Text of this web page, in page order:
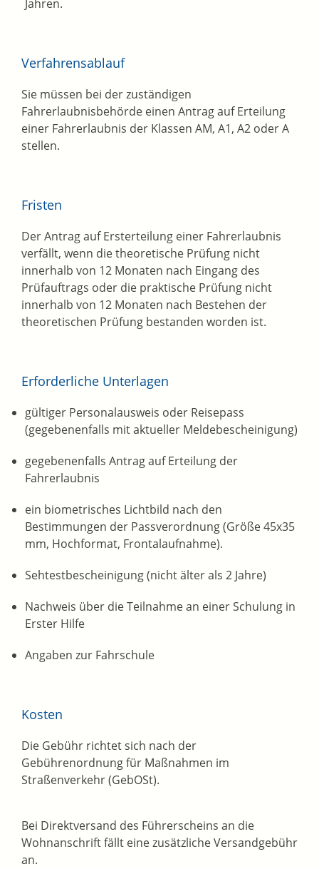
Jahren.
Verfahrensablauf
Sie müssen bei der zuständigen
Fahrerlaubnisbehörde einen Antrag auf Erteilung
einer Fahrerlaubnis der Klassen AM, A1, A2 oder A
stellen.
Fristen
Der Antrag auf Ersterteilung einer Fahrerlaubnis
verfällt, wenn die theoretische Prüfung nicht
innerhalb von 12 Monaten nach Eingang des
Prüfauftrags oder die praktische Prüfung nicht
innerhalb von 12 Monaten nach Bestehen der
theoretischen Prüfung bestanden worden ist.
Erforderliche Unterlagen
gültiger Personalausweis oder Reisepass
(gegebenenfalls mit aktueller Meldebescheinigung)
gegebenenfalls Antrag auf Erteilung der
Fahrerlaubnis
ein biometrisches Lichtbild nach den
Bestimmungen der Passverordnung (Größe 45x35
mm, Hochformat, Frontalaufnahme).
Sehtestbescheinigung (nicht älter als 2 Jahre)
Nachweis über die Teilnahme an einer Schulung in
Erster Hilfe
Angaben zur Fahrschule
Kosten
Die Gebühr richtet sich nach der
Gebührenordnung für Maßnahmen im
Straßenverkehr (GebOSt).
Bei Direktversand des Führerscheins an die
Wohnanschrift fällt eine zusätzliche Versandgebühr
an.